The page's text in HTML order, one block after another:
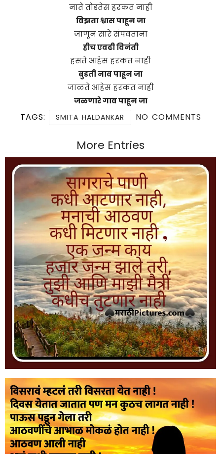
नाते तोडतेस हरकत नाही
विझता श्वास पाहून जा
जाणून सारे संपवताना
हीच एवढी विनंती
हसते आहेस हरकत नाही
बुडती नाव पाहून जा
जाळते आहेस हरकत नाही
जळणारे गाव पाहून जा
TAGS: SMITA HALDANKAR NO COMMENTS
More Entries